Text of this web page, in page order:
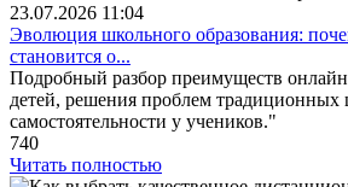
23.07.2026 11:04
Эволюция школьного образования:
становится о...
Подробный разбор преимуществ
детей, решения проблем традиционных
самостоятельности у учеников."
740
Читать полностью